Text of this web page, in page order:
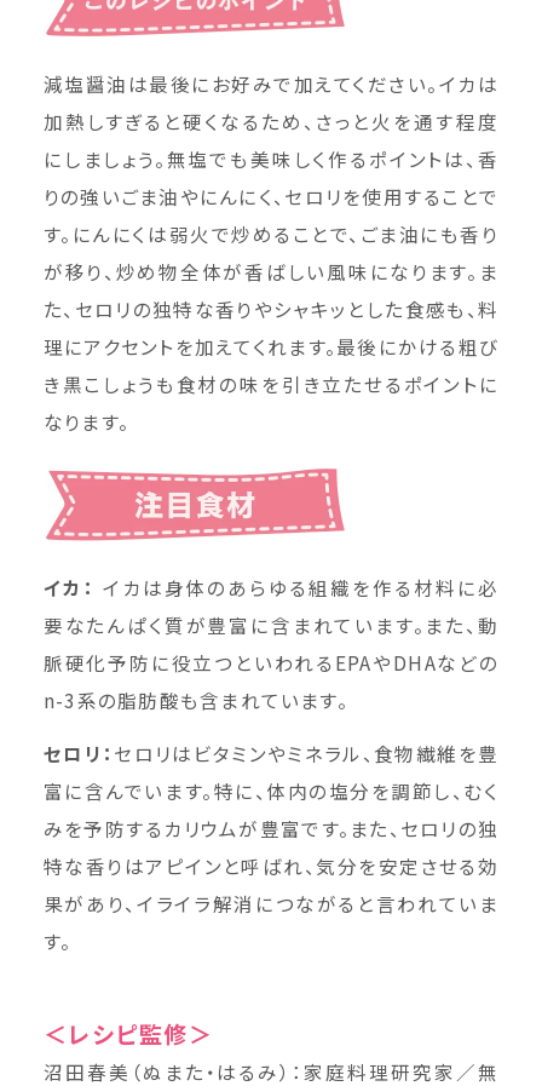
減塩醤油は最後にお好みで加えてください。イカは
加熱しすぎると硬くなるため、さっと火を通す程度
にしましょう。無塩でも美味しく作るポイントは、香
りの強いごま油やにんにく、セロリを使用することで
す。にんにくは弱火で炒めることで、ごま油にも香り
が移り、炒め物全体が香ばしい風味になります。ま
た、セロリの独特な香りやシャキッとした食感も、料
理にアクセントを加えてくれます。最後にかける粗び
き黒こしょうも食材の味を引き立たせるポイントに
なります。
イカ： イカは身体のあらゆる組織を作る材料に必
要なたんぱく質が豊富に含まれています。また、動
脈硬化予防に役立つといわれるEPAやDHAなどの
n-3系の脂肪酸も含まれています。
セロリ： セロリはビタミンやミネラル、食物繊維を豊
富に含んでいます。特に、体内の塩分を調節し、むく
みを予防するカリウムが豊富です。また、セロリの独
特な香りはアピインと呼ばれ、気分を安定させる効
果があり、イライラ解消につながると言われていま
す。
＜レシピ監修＞
沼田春美（ぬまた・はるみ）：家庭料理研究家／無